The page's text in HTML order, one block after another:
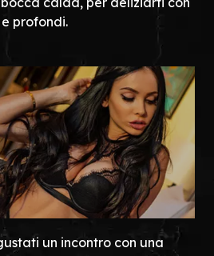
profondi.
un incontro con una